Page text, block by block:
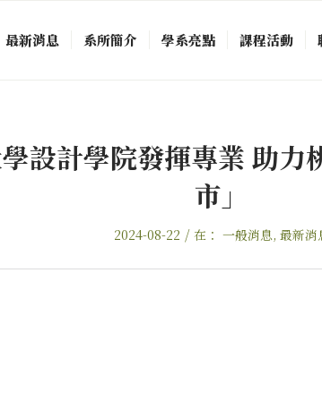
最新消息 系所簡介 學系亮點 課程活動
設計學院發揮專業 助力
市」
2024-08-22 / 在： 一般消息, 最新消